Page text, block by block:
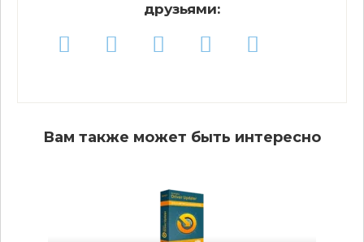
друзьями:
Вам также может быть интересно